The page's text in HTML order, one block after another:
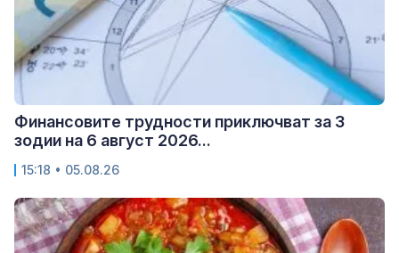
Финансовите трудности приключват за 3
зодии на 6 август 2026...
15:18 • 05.08.26